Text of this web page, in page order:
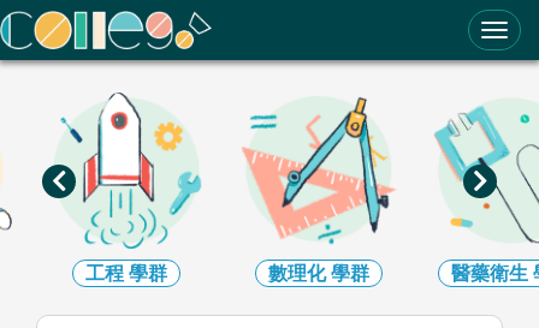
ColleGo! 大學選才與高中育才輔助系統
工程 學群 數理化學群 醫藥衛生